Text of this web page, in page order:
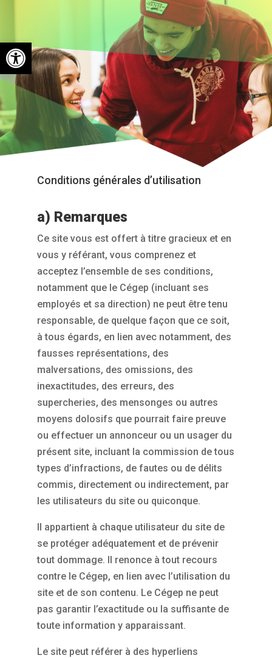
Ouvrir la barre d’outils
Conditions générales d’utilisation
a) Remarques
Ce site vous est offert à titre gracieux et en
vous y référant, vous comprenez et
acceptez l’ensemble de ses conditions,
notamment que le Cégep (incluant ses
employés et sa direction) ne peut être tenu
responsable, de quelque façon que ce soit,
à tous égards, en lien avec notamment, des
fausses représentations, des
malversations, des omissions, des
inexactitudes, des erreurs, des
supercheries, des mensonges ou autres
moyens dolosifs que pourrait faire preuve
ou effectuer un annonceur ou un usager du
présent site, incluant la commission de tous
types d’infractions, de fautes ou de délits
commis, directement ou indirectement, par
les utilisateurs du site ou quiconque.
Il appartient à chaque utilisateur du site de
se protéger adéquatement et de prévenir
tout dommage. Il renonce à tout recours
contre le Cégep, en lien avec l’utilisation du
site et de son contenu. Le Cégep ne peut
pas garantir l’exactitude ou la suffisante de
toute information y apparaissant.
Le site peut référer à des hyperliens